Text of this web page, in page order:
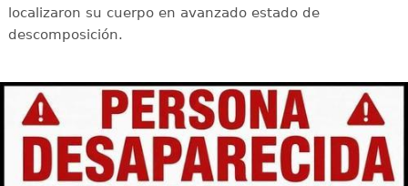
localizaron su cuerpo en avanzado estado de
descomposición.